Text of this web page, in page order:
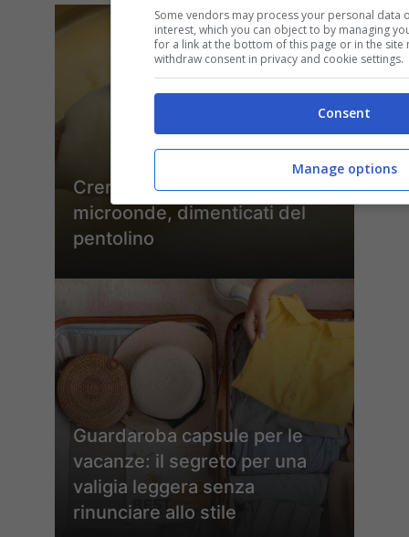
Crema pasticcera al
microonde, dimenticati del
pentolino
Guardaroba capsule per le
vacanze: il segreto per una
valigia leggera senza
rinunciare allo stile
Some vendors may process your personal data
interest, which you can object to by managing
for a link at the bottom of this page or in the site
withdraw consent in privacy and cookie settings.
Consent
Manage options